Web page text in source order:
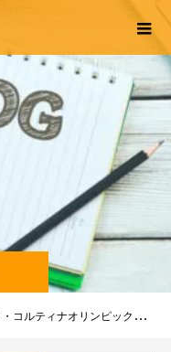
ティナオリンピック開幕！みんなで応援しましょう！